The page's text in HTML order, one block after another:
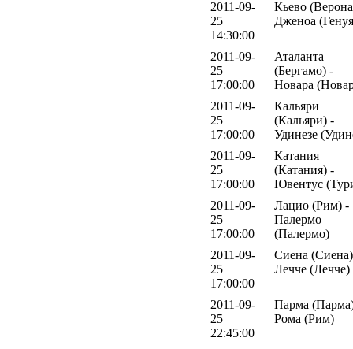
2011-09-
25
14:30:00
Кьево
Дженоа
2011-09-
25
17:00:00
Аталанта
(Бергамо) -
Новара
2011-09-
25
17:00:00
Кальяри
(Кальяри) -
Удинезе
2011-09-
25
17:00:00
Катания
(Катания) -
Ювентус
2011-09-
25
17:00:00
Лацио (Рим) -
Палермо
(Палермо)
2011-09-
25
17:00:00
Сиена
Лечче (Лечче)
2011-09-
25
22:45:00
Парма
Рома (Рим)